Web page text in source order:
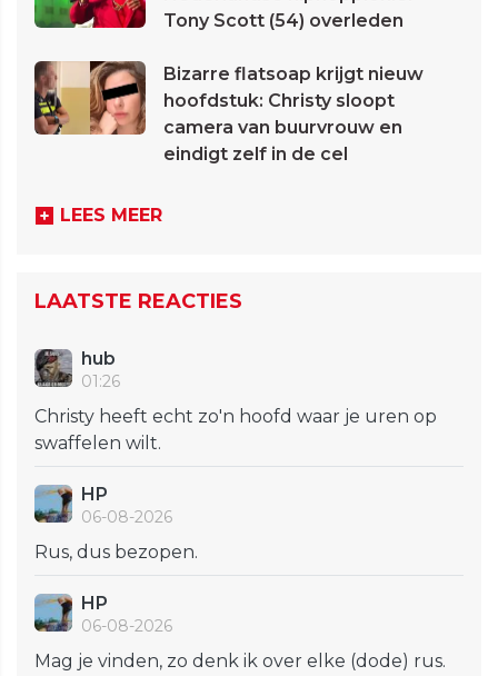
Tony Scott (54) overleden
Bizarre flatsoap krijgt nieuw
hoofdstuk: Christy sloopt
camera van buurvrouw en
eindigt zelf in de cel
LEES MEER
LAATSTE REACTIES
hub
01:26
Christy heeft echt zo'n hoofd waar je uren op
swaffelen wilt.
HP
06-08-2026
Rus, dus bezopen.
HP
06-08-2026
Mag je vinden, zo denk ik over elke (dode) rus.